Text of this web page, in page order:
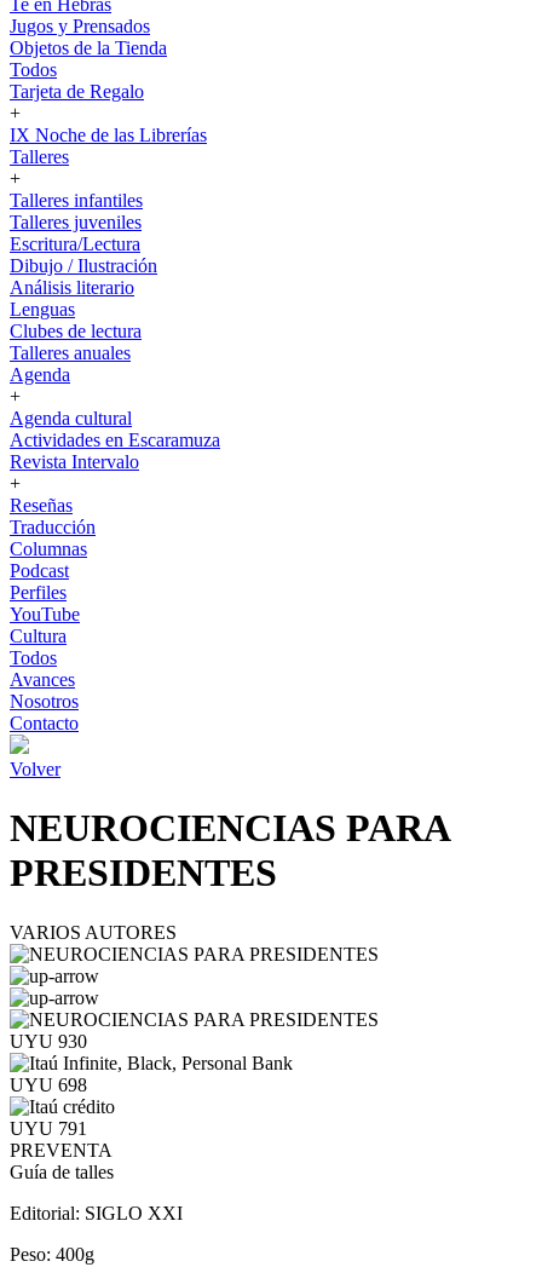
Te en Hebras
Jugos y Prensados
Objetos de la Tienda
Todos
Tarjeta de Regalo
+
IX Noche de las Librerías
Talleres
+
Talleres infantiles
Talleres juveniles
Escritura/Lectura
Dibujo / Ilustración
Análisis literario
Lenguas
Clubes de lectura
Talleres anuales
Agenda
+
Agenda cultural
Actividades en Escaramuza
Revista Intervalo
+
Reseñas
Traducción
Columnas
Podcast
Perfiles
YouTube
Cultura
Todos
Avances
Nosotros
Contacto
Volver
NEUROCIENCIAS PARA
PRESIDENTES
VARIOS AUTORES
UYU 930
UYU 698
UYU 791
PREVENTA
Guía de talles
Editorial: SIGLO XXI
Peso: 400g